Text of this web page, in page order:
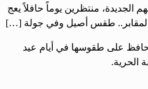
الجديدة، منتظرين يوماً حافلاً يعج
المقابر.. طقس أصيل وفي جولة […]
على طقوسها في أيام عيد
الحرية.